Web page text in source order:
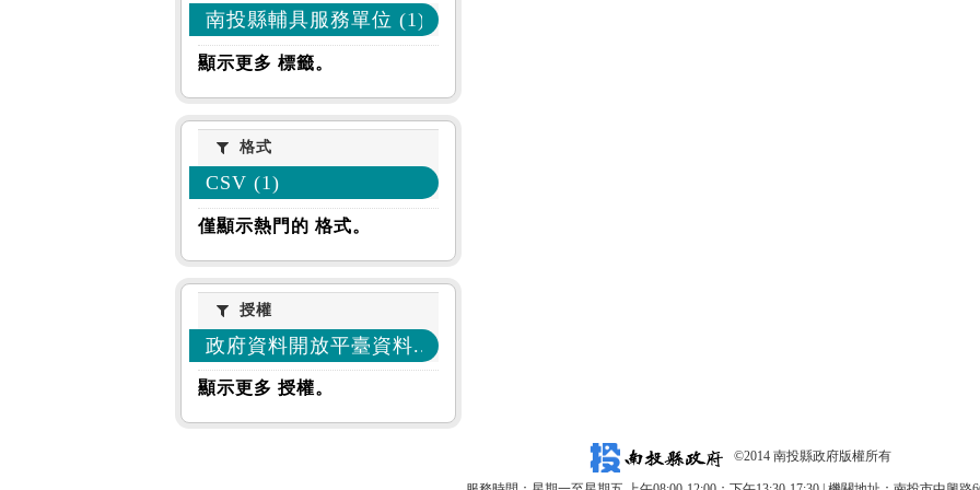
南投縣輔具服務單位 (1)
顯示更多 標籤。
格式格式
CSV (1)
僅顯示熱門的 格式。
授權授權
政府資料開放平臺資料... (1)
顯示更多 授權。
©2014 南投縣政府版權所有